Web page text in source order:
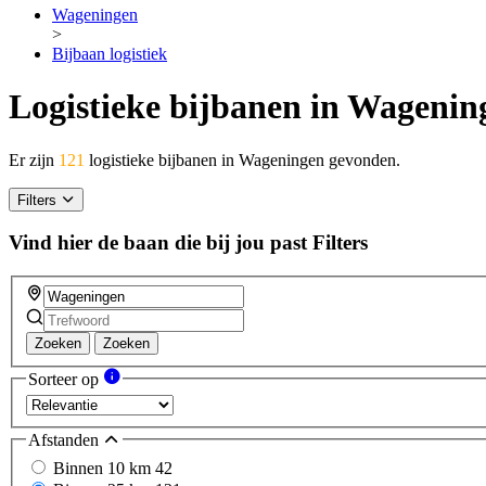
Wageningen
>
Bijbaan logistiek
Logistieke bijbanen in
Er zijn 121 logistieke bijbanen in Wageningen gevonden.
Filters
Vind hier de baan die bij jou past Filters
Zoeken Zoeken
Sorteer op
Afstanden
Binnen 10 km 42